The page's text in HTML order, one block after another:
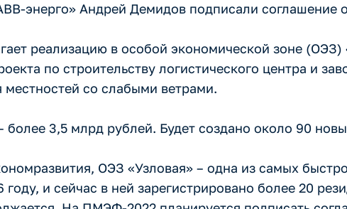
энерго» Андрей Демидов подписали соглашение
реализацию в особой экономической зоне (ОЭЗ)
по строительству логистического центра и
местностей со слабыми ветрами.
более 3,5 млрд рублей. Будет создано около 90
ОЭЗ «Узловая» – одна из самых
году, и сейчас в ней зарегистрировано более 20